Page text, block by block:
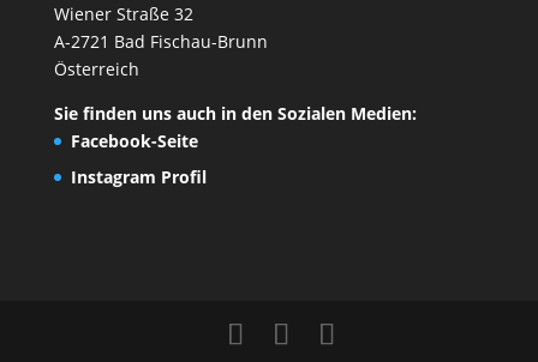
Wiener Straße 32
A-2721 Bad Fischau-Brunn
Österreich
Sie finden uns auch in den Sozialen Medien:
Facebook-Seite
Instagram Profil